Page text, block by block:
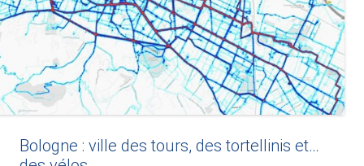
Bologne : ville des tours, des tortellinis et…